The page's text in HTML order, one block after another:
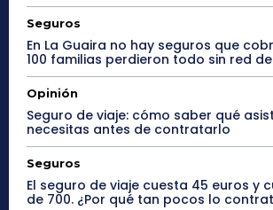
Seguros
En La Guaira no hay seguros que
100 familias perdieron todo sin red
Opinión
Seguro de viaje: cómo saber qué
necesitas antes de contratarlo
Seguros
El seguro de viaje cuesta 45 euros y
de 700. ¿Por qué tan pocos lo